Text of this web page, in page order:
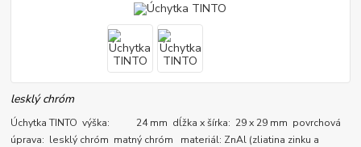
lesklý chróm
Úchytka TINTO výška: 24 mm dĺžka x šírka: 29 x 29 mm povrchová
úprava: lesklý chróm matný chróm materiál: ZnAl (zliatina zinku a